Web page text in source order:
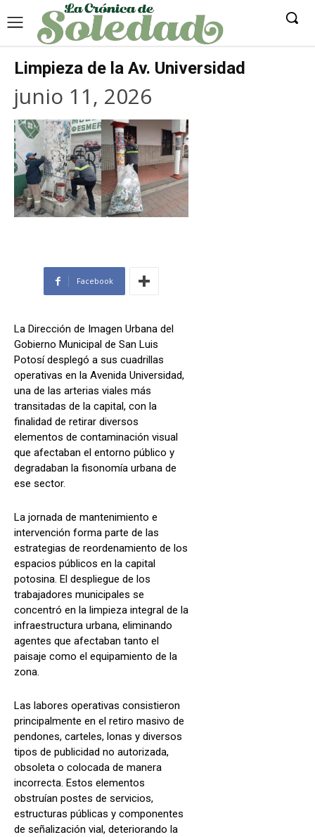
Limpieza de la Av. Universidad
junio 11, 2026
Facebook
La Dirección de Imagen Urbana del
Gobierno Municipal de San Luis
Potosí desplegó a sus cuadrillas
operativas en la Avenida Universidad,
una de las arterias viales más
transitadas de la capital, con la
finalidad de retirar diversos
elementos de contaminación visual
que afectaban el entorno público y
degradaban la fisonomía urbana de
ese sector.
La jornada de mantenimiento e
intervención forma parte de las
estrategias de reordenamiento de los
espacios públicos en la capital
potosina. El despliegue de los
trabajadores municipales se
concentró en la limpieza integral de la
infraestructura urbana, eliminando
agentes que afectaban tanto el
paisaje como el equipamiento de la
zona.
Las labores operativas consistieron
principalmente en el retiro masivo de
pendones, carteles, lonas y diversos
tipos de publicidad no autorizada,
obsoleta o colocada de manera
incorrecta. Estos elementos
obstruían postes de servicios,
estructuras públicas y componentes
de señalización vial, deteriorando la